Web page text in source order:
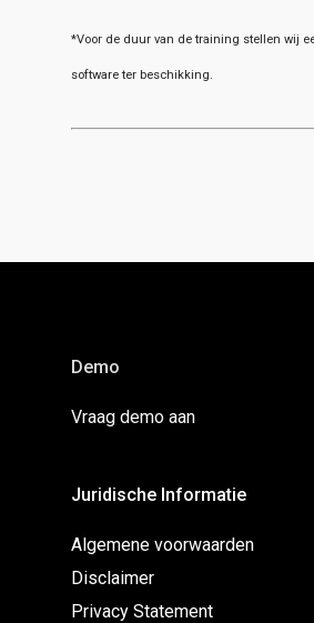
*Voor de duur van de training stellen wij
software ter beschikking.
Demo
Vraag demo aan
Juridische Informatie
Algemene voorwaarden
Disclaimer
Privacy Statement